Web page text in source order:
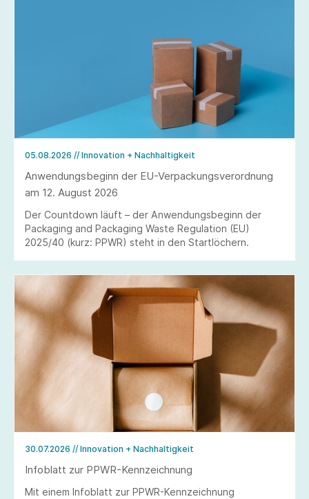
05.08.2026 // Innovation + Nachhaltigkeit
Anwendungsbeginn der EU-Verpackungsverordnung
am 12. August 2026
Der Countdown läuft – der Anwendungsbeginn der
Packaging and Packaging Waste Regulation (EU)
2025/40 (kurz: PPWR) steht in den Startlöchern.
30.07.2026 // Innovation + Nachhaltigkeit
Infoblatt zur PPWR-Kennzeichnung
Mit einem Infoblatt zur PPWR-Kennzeichnung